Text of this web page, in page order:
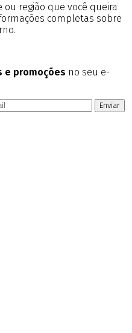
região que você queira
completas sobre
e promoções no seu e-
Enviar